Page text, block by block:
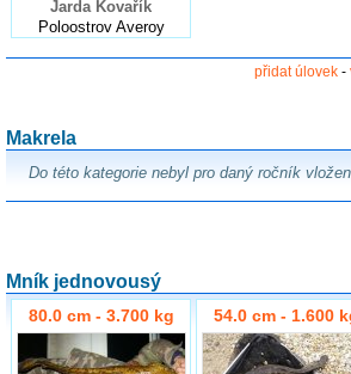
Jarda Kovařík
Poloostrov Averoy
přidat úlovek -
Makrela
Do této kategorie nebyl pro daný ročník
Mník jednovousý
80.0 cm - 3.700 kg 54.0 cm - 1.600